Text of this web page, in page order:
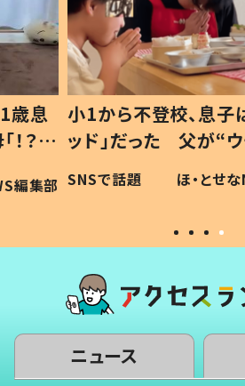
歳息
？」
編集部
小1から不登校、息子
ッド」だった 父が“
作り続ける理由とは
#令和の子
SNSで話題 ほ・とせ
ニュース